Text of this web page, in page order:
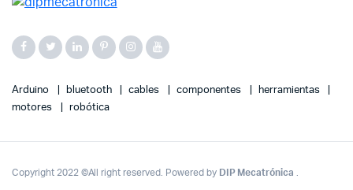
Arduino bluetooth cables componentes
herramientas
motores
robótica
Copyright 2022 ©All right reserved. Powered by DIP Mecatrónica